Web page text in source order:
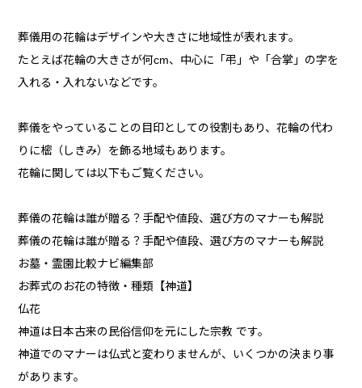
葬儀用の花輪はデザインや大きさに地域性が表れます。
たとえば花輪の大きさが何cm、中心に「弔」や「合掌」の字を
入れる・入れないなどです。
葬儀をやっていることの目印としての役割もあり、花輪の代わ
りに樒（しきみ）を飾る地域もあります。
花輪に関しては以下もご覧ください。
葬儀の花輪は誰が贈る？手配や値段、選び方のマナーも解説
葬儀の花輪は誰が贈る？手配や値段、選び方のマナーも解説
お墓・霊園比較ナビ編集部
お葬式のお花の特徴・種類【神道】
仏花
神道は日本古来の民俗信仰を元にした宗教 です。
神道でのマナーは仏式と変わりませんが、いくつかの決まり事
があります。